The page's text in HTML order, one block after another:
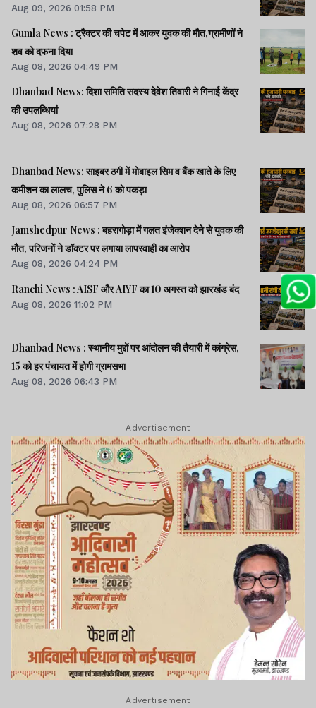
Aug 09, 2026 01:58 PM
Gumla News : ट्रैक्टर की चपेट में आकर युवक की मौत,ग्रामीणों ने
शव को दफना दिया
Aug 08, 2026 04:49 PM
Dhanbad News: दिशा समिति सदस्य देवेश तिवारी ने गिनाई केंद्र
की उपलब्धियां
Aug 08, 2026 07:28 PM
Dhanbad News: साइबर ठगी में मोबाइल सिम व बैंक खाते के लिए
कमीशन का लालच, पुलिस ने 6 को पकड़ा
Aug 08, 2026 06:57 PM
Jamshedpur News : बहरागोड़ा में गलत इंजेक्शन देने से युवक की
मौत, परिजनों ने डॉक्टर पर लगाया लापरवाही का आरोप
Aug 08, 2026 04:24 PM
Ranchi News : AISF और AIYF का 10 अगस्त को झारखंड बंद
Aug 08, 2026 11:02 PM
Dhanbad News : स्थानीय मुद्दों पर आंदोलन की तैयारी में कांग्रेस,
15 को हर पंचायत में होगी ग्रामसभा
Aug 08, 2026 06:43 PM
Advertisement
Advertisement